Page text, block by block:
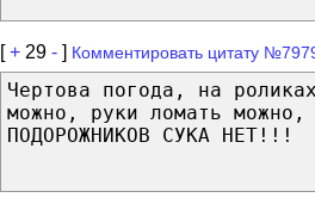
[+ 29 - ] Комментировать цитату
Чертова погода, на
можно, руки ломать можно,
ПОДОРОЖНИКОВ СУКА НЕТ!!!